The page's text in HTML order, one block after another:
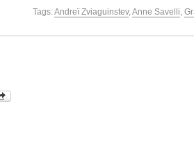
Tags:Andreï Zviaguinstev,Anne Savelli,